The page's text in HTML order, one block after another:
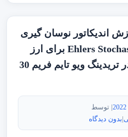
اندیکاتور نوسان گیری
Ehlers Stochastic CG Oscillator برای ارز
دیجیتال و فارکس در تریدینگ ویو تایم فریم 30
| توسط
|بدون دیدگاه